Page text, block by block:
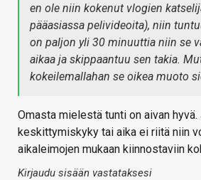
en ole niin kokenut vlogien
pääasiassa pelivideoita), niin
on paljon yli 30 minuuttia niin se
aikaa ja skippaantuu sen takia.
kokeilemallahan se oikea muoto
Omasta mielestä tunti on aivan
keskittymiskyky tai aika ei riitä niin
aikaleimojen mukaan kiinnostaviin
Kirjaudu sisään vastataksesi